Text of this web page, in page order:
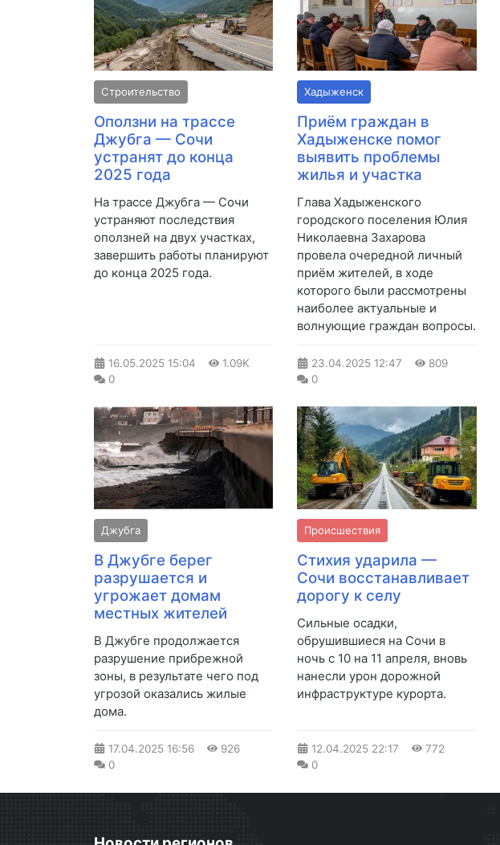
Строительство
Оползни на трассе
Джубга — Сочи
устранят до конца
2025 года
На трассе Джубга — Сочи
устраняют последствия
оползней на двух участках,
завершить работы планируют
до конца 2025 года.
16.05.2025 15:04
1.09K
0
Хадыженск
Приём граждан в
Хадыженске помог
выявить проблемы
жилья и участка
Глава Хадыженского
городского поселения Юлия
Николаевна Захарова
провела очередной личный
приём жителей, в ходе
которого были рассмотрены
наиболее актуальные и
волнующие граждан вопросы.
23.04.2025 12:47
809
0
Джубга
В Джубге берег
разрушается и
угрожает домам
местных жителей
В Джубге продолжается
разрушение прибрежной
зоны, в результате чего под
угрозой оказались жилые
дома.
17.04.2025 16:56
926
0
Происшествия
Стихия ударила —
Сочи восстанавливает
дорогу к селу
Сильные осадки,
обрушившиеся на Сочи в
ночь с 10 на 11 апреля, вновь
нанесли урон дорожной
инфраструктуре курорта.
12.04.2025 22:17
772
0